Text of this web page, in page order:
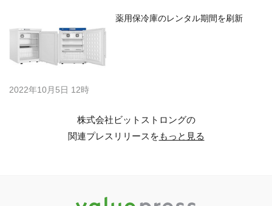
薬用保冷庫のレンタル期間を刷新
2022年10月5日 12時
株式会社ビットストロングの
関連プレスリリースをもっと見る